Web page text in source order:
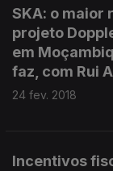
SKA: o maior
projeto
em
faz, com Rui
24 fev. 2018
Incentivos